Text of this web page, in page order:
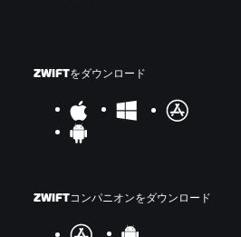
ZWIFTをダウンロード
ZWIFTコンパニオンをダウンロード